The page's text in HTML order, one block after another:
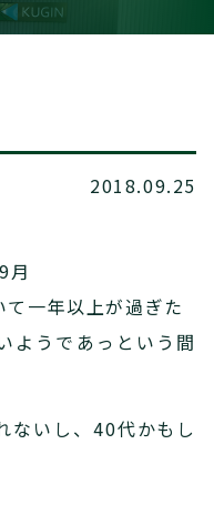
2018.09.25
月
一年以上が過ぎた
ようであっという間
ないし、40代かもし